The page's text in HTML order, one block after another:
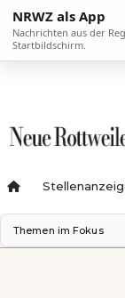
NRWZ als App
Nachrichten aus der
Startbildschirm.
Themen im Fokus